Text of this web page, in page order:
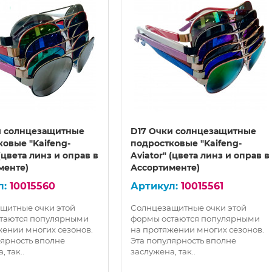
солнцезащитные
"Kaifeng-
линз и оправ в
10015560
очки этой
популярными
многих сезонов.
вполне
так..
D17 Очки солнцезащитные
подростковые "Kaifeng-
Aviator" (цвета линз и оправ в
Ассортименте)
10015561
Солнцезащитные очки этой
формы остаются популярными
на протяжении многих сезонов.
Эта популярность вполне
заслужена, так..